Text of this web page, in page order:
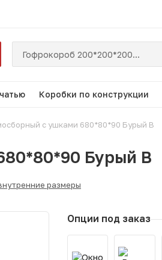
Коробки по конструкции
с ушками 680*80*90 Бурый В
Бурый В
размеры
Опции под заказ